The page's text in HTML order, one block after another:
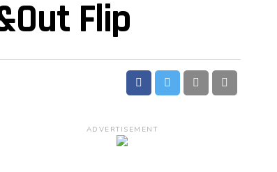
Flip
ADVERTISEMENT